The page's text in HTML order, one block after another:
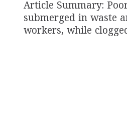
Article Summary:
submerged in waste
workers, while